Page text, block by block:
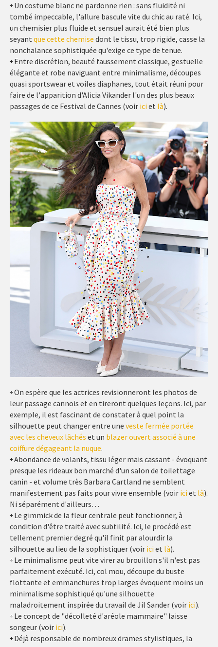
Un costume blanc ne pardonne rien : sans fluidité ni
tombé impeccable, l'allure bascule vite du chic au raté. Ici,
un chemisier plus fluide et sensuel aurait été bien plus
seyant que cette chemise dont le tissu, trop rigide, casse la
nonchalance sophistiquée qu'exige ce type de tenue.
Entre discrétion, beauté faussement classique, gestuelle
élégante et robe naviguant entre minimalisme, découpes
quasi sportswear et voiles diaphanes, tout était réuni pour
faire de l'apparition d'Alicia Vikander l'un des plus beaux
passages de ce Festival de Cannes (voir ici et là).
On espère que les actrices revisionneront les photos de
leur passage cannois et en tireront quelques leçons. Ici, par
exemple, il est fascinant de constater à quel point la
silhouette peut changer entre une veste fermée portée
avec les cheveux lâchés et un blazer ouvert associé à une
coiffure dégageant la nuque.
Abondance de volants, tissu léger mais cassant - évoquant
presque les rideaux bon marché d'un salon de toilettage
canin - et volume très Barbara Cartland ne semblent
manifestement pas faits pour vivre ensemble (voir ici et là).
Ni séparément d'ailleurs…
Le gimmick de la fleur centrale peut fonctionner, à
condition d'être traité avec subtilité. Ici, le procédé est
tellement premier degré qu'il finit par alourdir la
silhouette au lieu de la sophistiquer (voir ici et là).
Le minimalisme peut vite virer au brouillon s'il n'est pas
parfaitement exécuté. Ici, col mou, découpe du buste
flottante et emmanchures trop larges évoquent moins un
minimalisme sophistiqué qu'une silhouette
maladroitement inspirée du travail de Jil Sander (voir ici).
Le concept de "décolleté d'aréole mammaire" laisse
songeur (voir ici).
Déjà responsable de nombreux drames stylistiques, la